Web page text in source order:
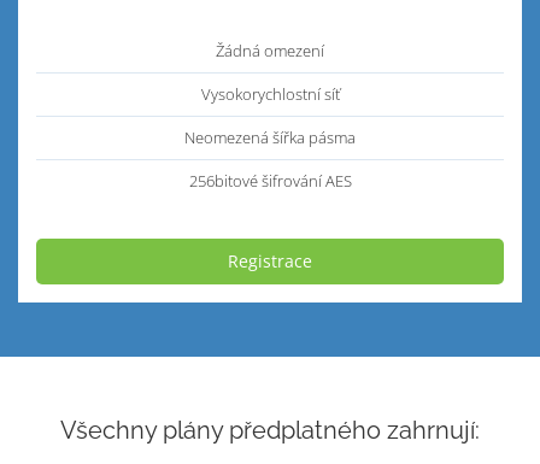
Žádná omezení
Vysokorychlostní síť
Neomezená šířka pásma
256bitové šifrování AES
Registrace
Všechny plány předplatného zahrnují: